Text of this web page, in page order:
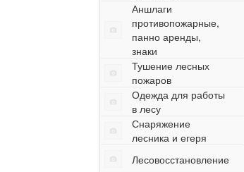
Аншлаги
противопожарные,
панно аренды,
знаки
Тушение лесных
пожаров
Одежда для работы
в лесу
Снаряжение
лесника и егеря
Лесовосстановление